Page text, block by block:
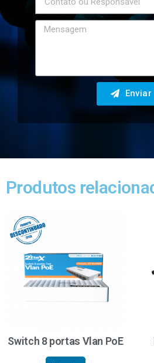
Enviar
Produtos
Switch 8 portas Vlan PoE